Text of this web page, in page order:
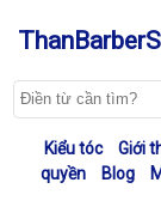
Kiểu tóc Giới
quyền
Blog